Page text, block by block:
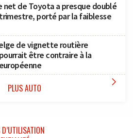
net de Toyota a presque doublé
porté par la faiblesse
de vignette routière
être contraire à la
PLUS AUTO 